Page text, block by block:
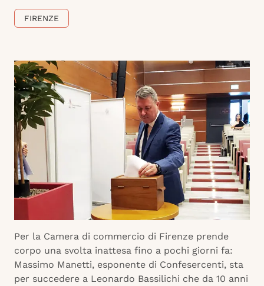
FIRENZE
Per la Camera di commercio di Firenze prende
corpo una svolta inattesa fino a pochi giorni fa:
Massimo Manetti, esponente di Confesercenti, sta
per succedere a Leonardo Bassilichi che da 10 anni